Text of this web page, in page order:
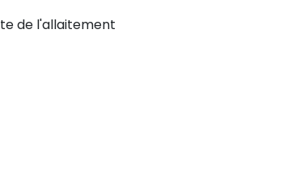
de l'allaitement